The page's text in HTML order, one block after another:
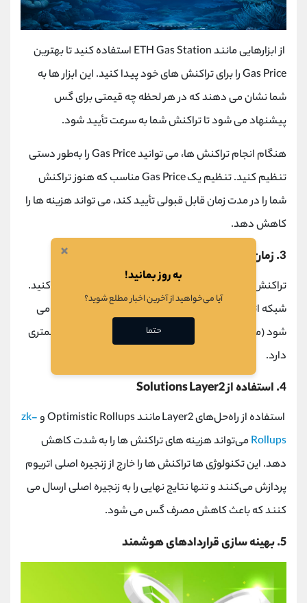
از ابزارهایی مانندETH Gas Station استفاده کنید تا بهترین
Gas Priceرا برای تراکنش ‌های خود پیدا کنید. این ابزار ها به
شما نشان می ‌دهند که در هر لحظه چه قیمتی برای گس
پیشنهاد می ‌شود تا تراکنش شما به سرعت تأیید شود.
هنگام انجام تراکنش‌ ها، می ‌توانیدGas Priceرا به‌طور دستی
تنظیم کنید. تنظیم یکGas Priceمناسب که هنوز تراکنش
شما را در مدت زمان قابل قبولی تأیید کند، می ‌تواند هزینه‌ ها را
کاهش دهد.
3. زمان‌ بندی تراکنش ‌ها
تراکنش‌ های خود را در زمان ‌های کم ترافیک شبکه ارسال کنید.
شبکه اتریوم در زمان‌ هایی که تراکنش ‌های کمتری انجام می
‌شود (مانند آخر هفته‌ها یا ساعات غیر پیک) هزینه ‌های کمتری
دارد.
4. استفاده از Layer2
Solutions
استفاده از راه‌حل‌هایLayer2مانندOptimistic Rollupsوzk-
Rollupsمی‌تواند هزینه‌ های تراکنش‌ ها را به شدت کاهش
دهد. این تکنولوژی ‌ها تراکنش ‌ها را خارج از زنجیره اصلی اتریوم
پردازش می‌کنند و تنها نتایج نهایی را به زنجیره اصلی ارسال می
‌کنند که باعث کاهش مصرف گس می ‌شود.
5. بهینه‌ سازی قراردادهای هوشمند
×
به روز بمانید!
آیا می‌خواهید از آخرین اخبار مطلع شوید؟
حتما